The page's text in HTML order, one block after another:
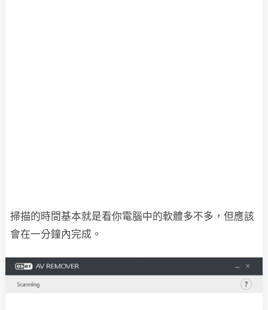
掃描的時間基本就是看你電腦中的軟體多不多，但應該
會在一分鐘內完成。